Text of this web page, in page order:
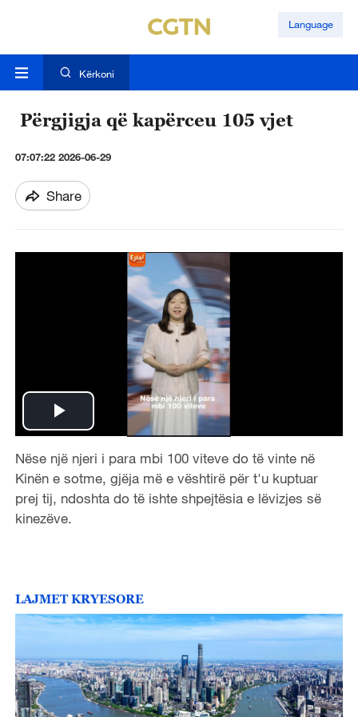
Language
Kërkoni
Përgjigja që kapërceu 105 vjet
07:07:22 2026-06-29
Share
P
l
a
i
e
Nëse një njeri i para mbi 100 viteve do të vinte në
Kinën e sotme, gjëja më e vështirë për t'u kuptuar
prej tij, ndoshta do të ishte shpejtësia e lëvizjes së
kinezëve.
LAJMET KRYESORE